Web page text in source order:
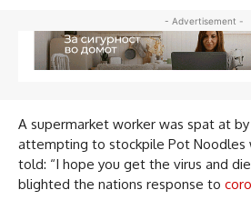
- Advertisement -
A supermarket worker was spat at
attempting to stockpile Pot Noodles
told: “I hope you get the virus and
blighted the nations response to